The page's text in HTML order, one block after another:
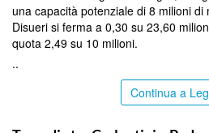
una capacità potenziale di 8 milioni di
Disueri si ferma a 0,30 su 23,60
quota 2,49 su 10 milioni.
..
Continua a